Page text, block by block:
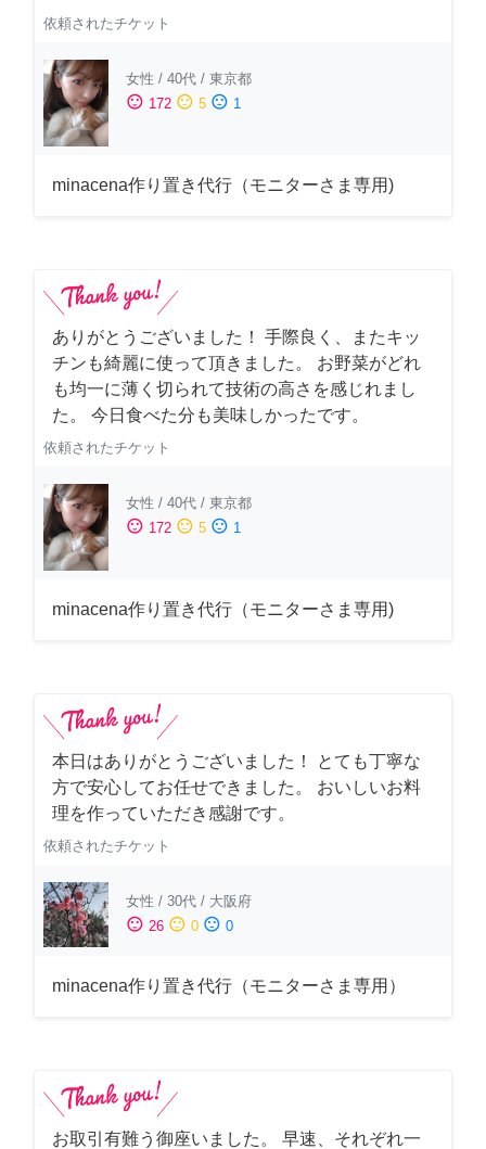
依頼されたチケット
女性 / 40代 / 東京都
sentiment_satisfied 172 sentiment_neutral 5 sentiment_dissatisfied 1
minacena作り置き代行（モニターさま専用)
ありがとうございました！ 手際良く、またキッ
チンも綺麗に使って頂きました。 お野菜がどれ
も均一に薄く切られて技術の高さを感じれまし
た。 今日食べた分も美味しかったです。
依頼されたチケット
女性 / 40代 / 東京都
sentiment_satisfied 172 sentiment_neutral 5 sentiment_dissatisfied 1
minacena作り置き代行（モニターさま専用)
本日はありがとうございました！ とても丁寧な
方で安心してお任せできました。 おいしいお料
理を作っていただき感謝です。
依頼されたチケット
女性 / 30代 / 大阪府
sentiment_satisfied 26 sentiment_neutral 0 sentiment_dissatisfied 0
minacena作り置き代行（モニターさま専用）
お取引有難う御座いました。 早速、それぞれ一